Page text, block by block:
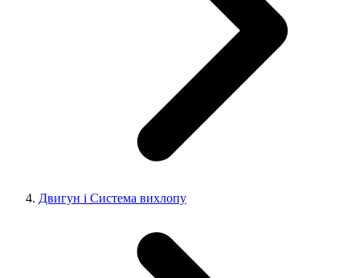
Двигун і Система вихлопу